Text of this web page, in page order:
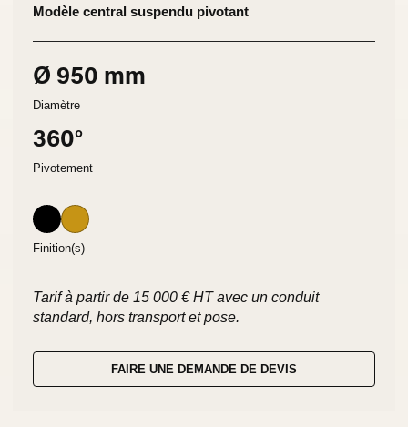
Modèle central suspendu pivotant
Ø 950 mm
Diamètre
360°
Pivotement
Finition(s)
Tarif à partir de 15 000 € HT avec un conduit
standard, hors transport et pose.
FAIRE UNE DEMANDE DE DEVIS